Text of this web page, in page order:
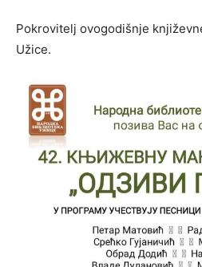
Pokrovitelj ovogodišnje
Užice.